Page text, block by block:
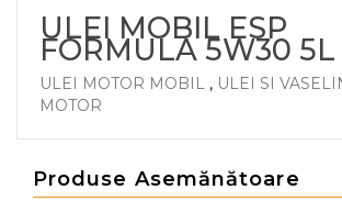
ULEI MOBIL ESP
FORMULA 5W30 5L
ULEI MOTOR MOBIL , ULEI SI
MOTOR
Produse Asemănătoare